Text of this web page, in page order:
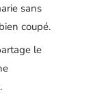
sans
coupé.
le